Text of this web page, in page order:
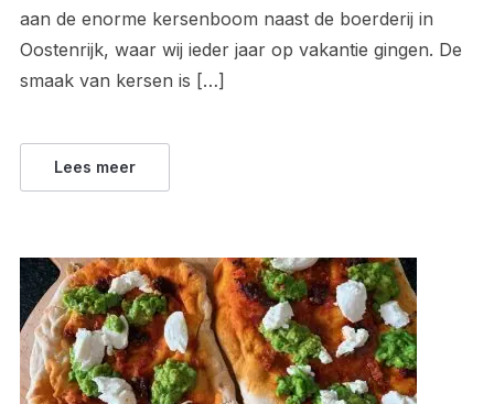
aan de enorme kersenboom naast de boerderij in
Oostenrijk, waar wij ieder jaar op vakantie gingen. De
smaak van kersen is […]
Lees meer